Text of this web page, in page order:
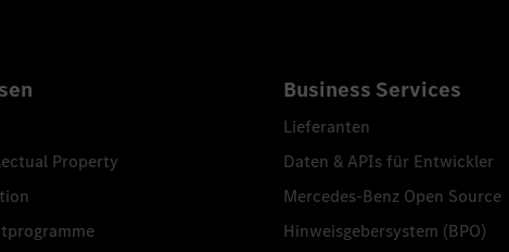
Property
Business Services
Lieferanten
Daten & APIs für Entwickler
Mercedes-Benz Open Source
Hinweisgebersystem (BPO)